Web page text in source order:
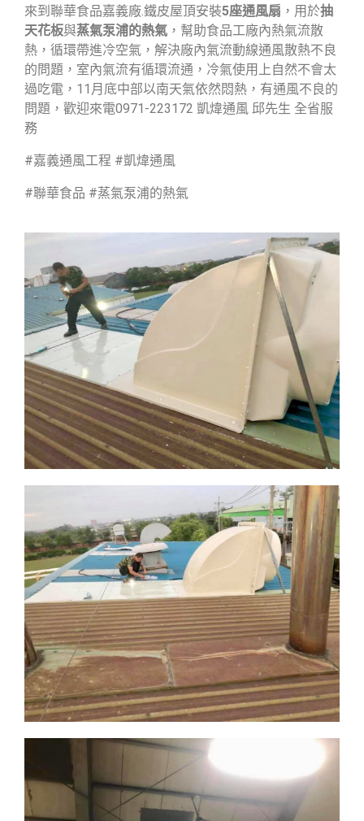
來到聯華食品嘉義廠.鐵皮屋頂安裝5座通風扇 ，用於抽
天花板與蒸氣泵浦的熱氣 ，幫助食品工廠內熱氣流散
熱，循環帶進冷空氣，解決廠內氣流動線通風散熱不良
的問題，室內氣流有循環流通，冷氣使用上自然不會太
過吃電，11月底中部以南天氣依然悶熱，有通風不良的
問題，歡迎來電0971-223172 凱煒通風 邱先生 全省服
務
#嘉義通風工程 #凱煒通風
#聯華食品 #蒸氣泵浦的熱氣